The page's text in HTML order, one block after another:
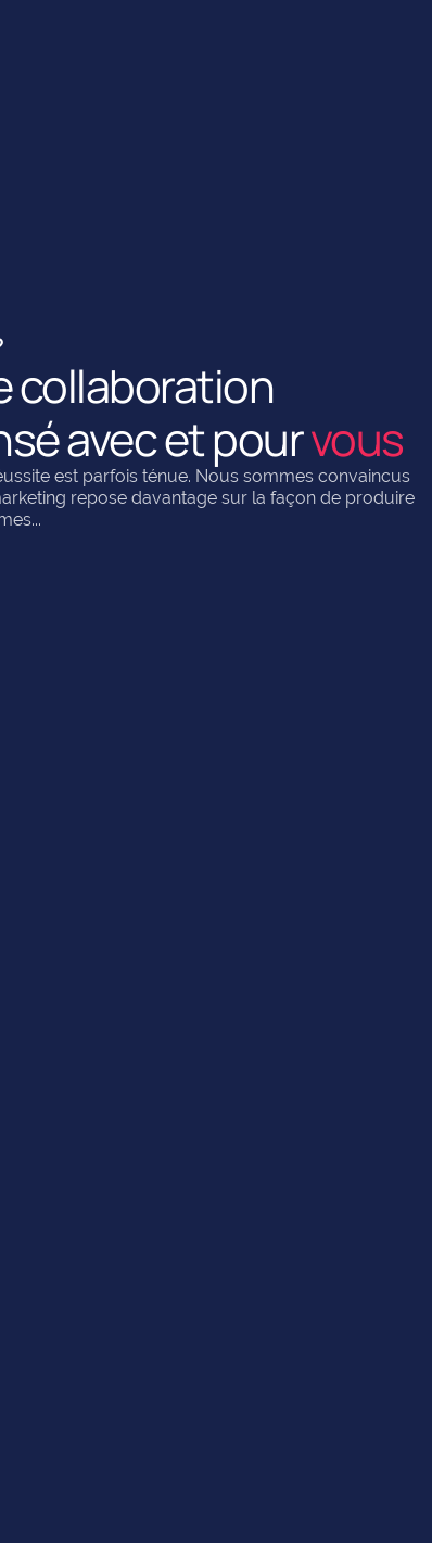
collaboration
avec et pourvous
est parfois ténue. Nous sommes convaincus
repose davantage sur la façon de produire